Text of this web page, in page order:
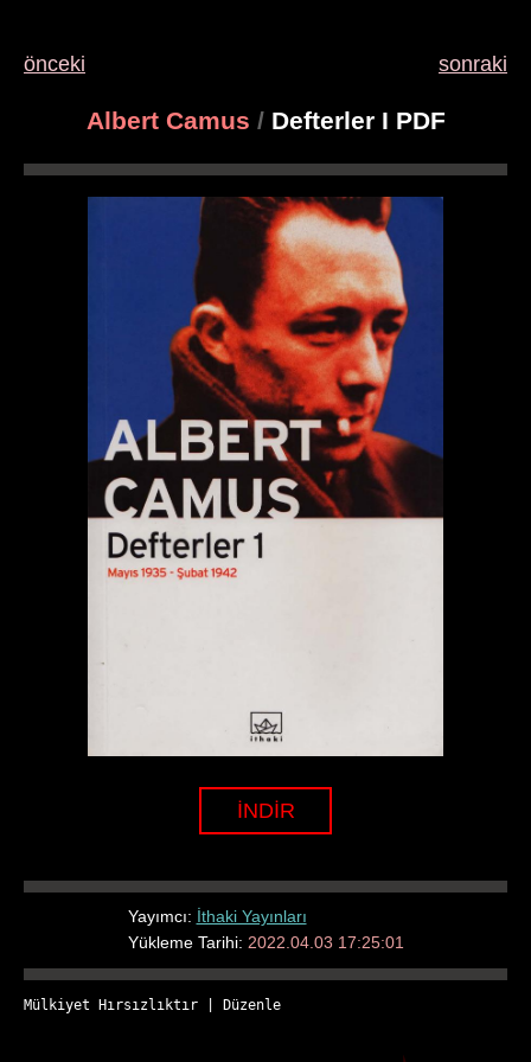
önceki sonraki
Albert Camus /Defterler I PDF
İNDİR
Yayımcı: İthaki Yayınları
Yükleme Tarihi: 2022.04.03 17:25:01
Mülkiyet Hırsızlıktır Düzenle